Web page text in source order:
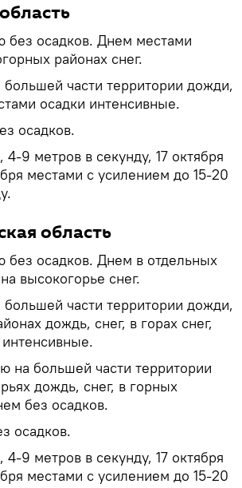
без осадков. Днем местами
районах снег.
большей части территории дожди,
осадки интенсивные.
осадков.
9 метров в секунду, 17 октября
местами с усилением до 15-20
область
без осадков. Днем в отдельных
высокогорье снег.
большей части территории дожди,
дождь, снег, в горах снег,
на большей части территории
дождь, снег, в горных
без осадков.
осадков.
9 метров в секунду, 17 октября
местами с усилением до 15-20